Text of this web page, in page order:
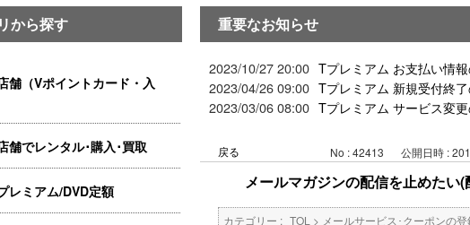
から探す
舗（Vポイントカード・入
舗でレンタル･購入･買取
レミアム/DVD定額
重要なお知らせ
2023/10/27 20:00 Tプレミアム お支払い情
2023/04/26 09:00 Tプレミアム 新規受付終
2023/03/06 08:00 Tプレミアム サービス変
戻る No : 42413 公開日時 :
メールマガジンの配信を止めたい(
カテゴリー : TOL > メールサービス･クーポンの